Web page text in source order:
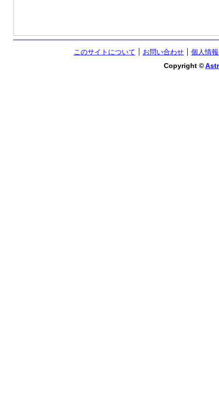
このサイトについて お問い合わせ
個人情
Copyright ©